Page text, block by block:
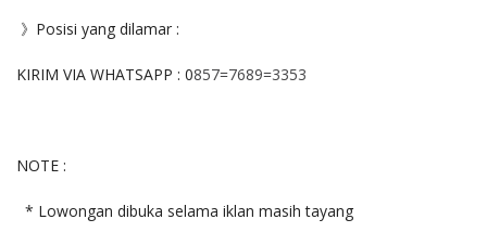
》Posisi yang dilamar :
KIRIM VIA WHATSAPP : 0857=7689=3353
NOTE :
* Lowongan dibuka selama iklan masih tayang